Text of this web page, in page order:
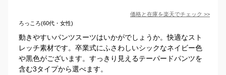
価格と在庫を楽天でチェック >>
ろっころ(60代・女性)
動きやすいパンツスーツはいかがでしょうか。快適なスト
レッチ素材です。卒業式にふさわしいシックなネイビー色
や黒色がございます。すっきり見えるテーパードパンツを
含む3タイプから選べます。